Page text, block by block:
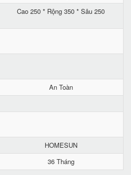
Cao 250 * Rộng 350 * Sâu 250
An Toàn
HOMESUN
36 Tháng